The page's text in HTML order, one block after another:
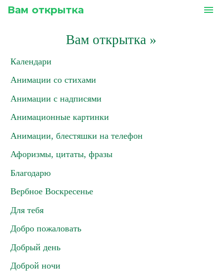
Вам открытка menu
Вам открытка»
Календари
Анимации со стихами
Анимации с надписями
Анимационные картинки
Анимации, блестяшки на телефон
Афоризмы, цитаты, фразы
Благодарю
Вербное Воскресенье
Для тебя
Добро пожаловать
Добрый день
Доброй ночи